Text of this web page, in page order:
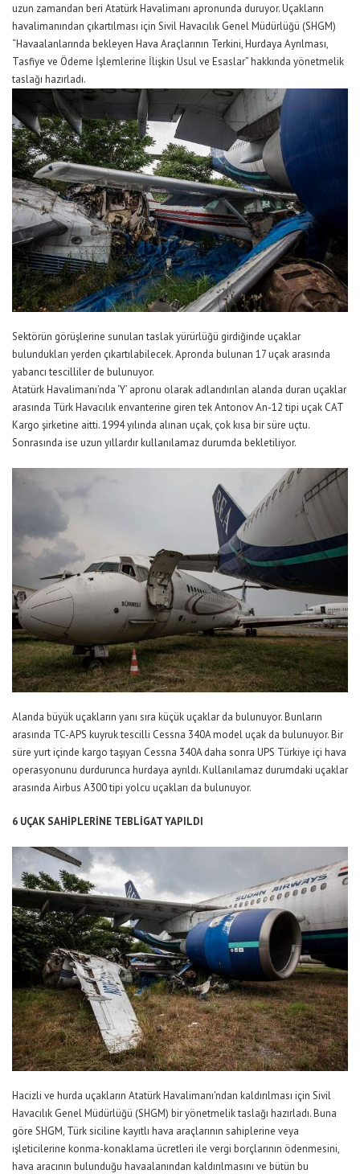
uzun zamandan beri Atatürk Havalimanı apronunda duruyor. Uçakların
havalimanından çıkartılması için Sivil Havacılık Genel Müdürlüğü (SHGM)
“Havaalanlarında bekleyen Hava Araçlarının Terkini, Hurdaya Ayrılması,
Tasfiye ve Ödeme İşlemlerine İlişkin Usul ve Esaslar” hakkında yönetmelik
taslağı hazırladı.
Sektörün görüşlerine sunulan taslak yürürlüğü girdiğinde uçaklar
bulundukları yerden çıkartılabilecek. Apronda bulunan 17 uçak arasında
yabancı tescilliler de bulunuyor.
Atatürk Havalimanı’nda ‘Y’ apronu olarak adlandırılan alanda duran uçaklar
arasında Türk Havacılık envanterine giren tek Antonov An-12 tipi uçak CAT
Kargo şirketine aitti. 1994 yılında alınan uçak, çok kısa bir süre uçtu.
Sonrasında ise uzun yıllardır kullanılamaz durumda bekletiliyor.
Alanda büyük uçakların yanı sıra küçük uçaklar da bulunuyor. Bunların
arasında TC-APS kuyruk tescilli Cessna 340A model uçak da bulunuyor. Bir
süre yurt içinde kargo taşıyan Cessna 340A daha sonra UPS Türkiye içi hava
operasyonunu durdurunca hurdaya ayrıldı. Kullanılamaz durumdaki uçaklar
arasında Airbus A300 tipi yolcu uçakları da bulunuyor.
6 UÇAK SAHİPLERİNE TEBLİGAT YAPILDI
Hacizli ve hurda uçakların Atatürk Havalimanı’ndan kaldırılması için Sivil
Havacılık Genel Müdürlüğü (SHGM) bir yönetmelik taslağı hazırladı. Buna
göre SHGM, Türk siciline kayıtlı hava araçlarının sahiplerine veya
işleticilerine konma-konaklama ücretleri ile vergi borçlarının ödenmesini,
hava aracının bulunduğu havaalanından kaldırılmasını ve bütün bu